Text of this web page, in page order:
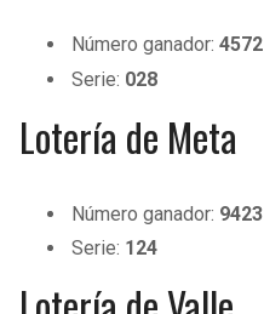
Número ganador:4572
Serie: 028
Lotería de Meta
Número ganador: 9423
Serie: 124